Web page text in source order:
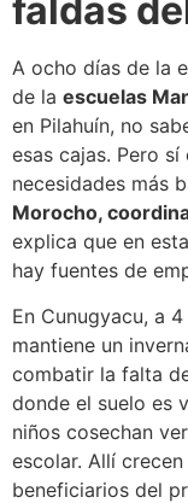
faldas
A ocho días de la
de la escuelas
en Pilahuín, no
esas cajas. Pero
necesidades más
Morocho,
explica que en
hay fuentes de
En Cunugyacu, a
mantiene un
combatir la falta
donde el suelo es
niños cosechan
escolar. Allí
beneficiarios del